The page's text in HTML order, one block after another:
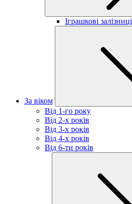
Іграшкові залізниці
За віком
Від 1-го року
Від 2-х років
Від 3-х років
Від 4-х років
Від 6-ти років